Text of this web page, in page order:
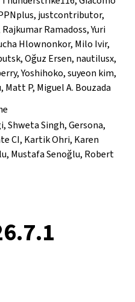
justcontributor,
Ramadoss, Yuri
Hlownonkor, Milo Ivir,
Oğuz Ersen, nautilusx,
Yoshihoko, suyeon kim,
P, Miguel A. Bouzada
Shweta Singh, Gersona,
CI, Kartik Ohri, Karen
Mustafa Senoğlu, Robert